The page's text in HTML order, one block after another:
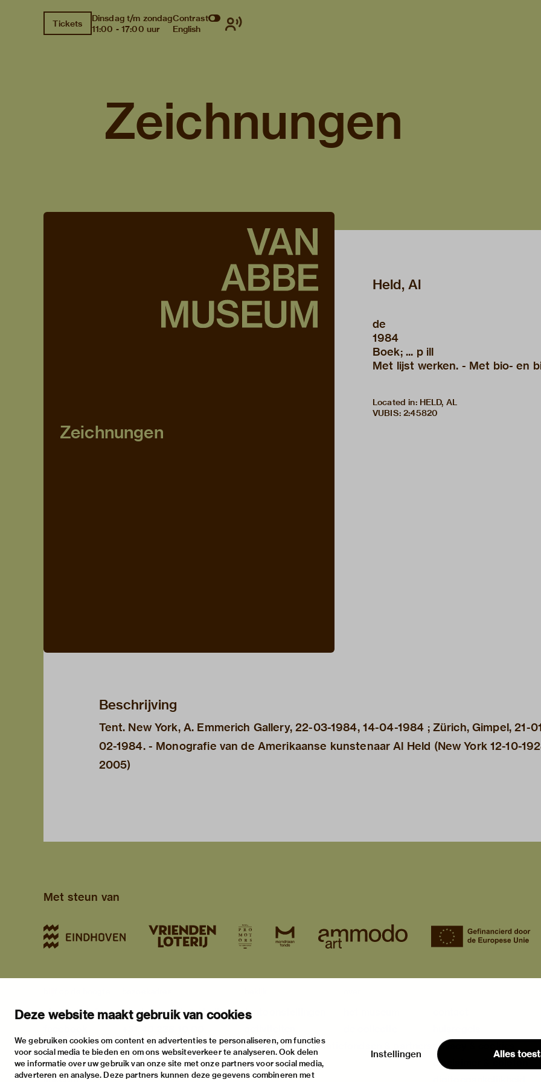
Deze website maakt gebruik van cookies
We gebruiken cookies om content en advertenties te personaliseren, om functies
voor social media te bieden en om ons websiteverkeer te analyseren. Ook delen
we informatie over uw gebruik van onze site met onze partners voor social media,
adverteren en analyse. Deze partners kunnen deze gegevens combineren met
Alles
Instellingen
Tickets
Dinsdag t/m zondag
11:00 - 17:00 uur
Contrast
English
Zeichnungen
Zeichnungen
Held, Al
de
1984
Boek; ... p ill
Met lijst werken. - Met bio- en
Located in: HELD, AL
VUBIS: 2:45820
Beschrijving
Tent. New York, A. Emmerich Gallery, 22-03-1984, 14-04-1984 ; Zürich, Gimpel, 21-
02-1984. - Monografie van de Amerikaanse kunstenaar Al Held (New York 12-10-
2005)
Met steun van
nieuwsbrief
instagram
twitter
stratumsedijk 2 eindhoven
info@vanabbemuseum.nl
tentoonstellingen
praktische informatie
privacy & cookies
disclaimer & colofon